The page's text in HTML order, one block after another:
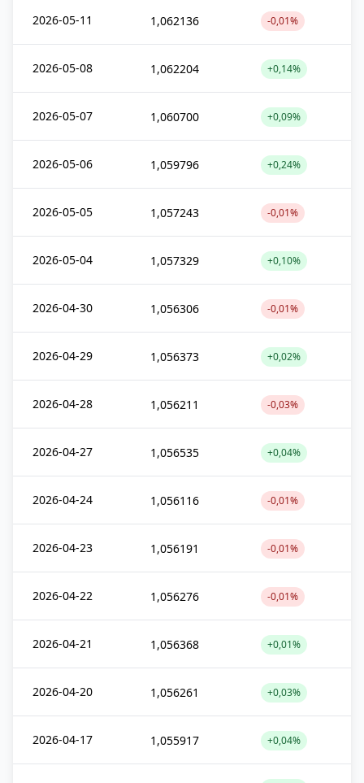
2026-05-11 1,062136 -0,01%
2026-05-08 1,062204 +0,14%
2026-05-07 1,060700 +0,09%
2026-05-06 1,059796 +0,24%
2026-05-05 1,057243 -0,01%
2026-05-04 1,057329 +0,10%
2026-04-30 1,056306 -0,01%
2026-04-29 1,056373 +0,02%
2026-04-28 1,056211 -0,03%
2026-04-27 1,056535 +0,04%
2026-04-24 1,056116 -0,01%
2026-04-23 1,056191 -0,01%
2026-04-22 1,056276 -0,01%
2026-04-21 1,056368 +0,01%
2026-04-20 1,056261 +0,03%
2026-04-17 1,055917 +0,04%